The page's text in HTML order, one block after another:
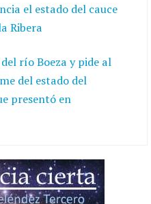
el estado del cauce
Ribera
río Boeza y pide al
del estado del
presentó en